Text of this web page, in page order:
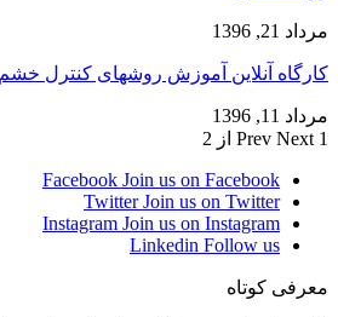
مرداد 21, 1396
کارگاه آنلاین آموزش روشهای کنترل
مرداد 11, 1396
Prev Next 1 از 2
Facebook Join us on Facebook
Twitter Join us on Twitter
Instagram Join us on Instagram
Linkedin Follow us
معرفی کوتاه